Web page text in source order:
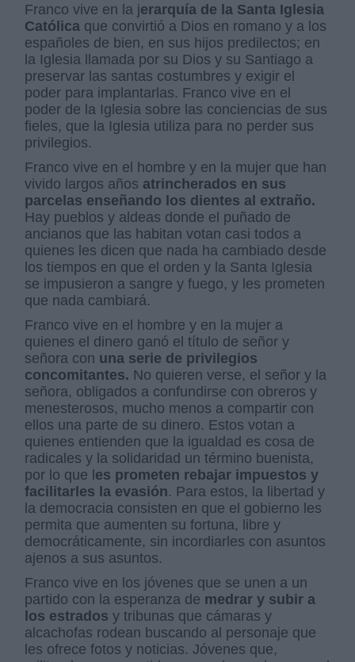
Franco vive en la jerarquía de la Santa Iglesia
Católica que convirtió a Dios en romano y a los
españoles de bien, en sus hijos predilectos; en
la Iglesia llamada por su Dios y su Santiago a
preservar las santas costumbres y exigir el
poder para implantarlas. Franco vive en el
poder de la Iglesia sobre las conciencias de sus
fieles, que la Iglesia utiliza para no perder sus
privilegios.
Franco vive en el hombre y en la mujer que han
vivido largos años atrincherados en sus
parcelas enseñando los dientes al extraño.
Hay pueblos y aldeas donde el puñado de
ancianos que las habitan votan casi todos a
quienes les dicen que nada ha cambiado desde
los tiempos en que el orden y la Santa Iglesia
se impusieron a sangre y fuego, y les prometen
que nada cambiará.
Franco vive en el hombre y en la mujer a
quienes el dinero ganó el título de señor y
señora con una serie de privilegios
concomitantes. No quieren verse, el señor y la
señora, obligados a confundirse con obreros y
menesterosos, mucho menos a compartir con
ellos una parte de su dinero. Estos votan a
quienes entienden que la igualdad es cosa de
radicales y la solidaridad un término buenista,
por lo que les prometen rebajar impuestos y
facilitarles la evasión. Para estos, la libertad y
la democracia consisten en que el gobierno les
permita que aumenten su fortuna, libre y
democráticamente, sin incordiarles con asuntos
ajenos a sus asuntos.
Franco vive en los jóvenes que se unen a un
partido con la esperanza de medrar y subir a
los estrados y tribunas que cámaras y
alcachofas rodean buscando al personaje que
les ofrece fotos y noticias. Jóvenes que,